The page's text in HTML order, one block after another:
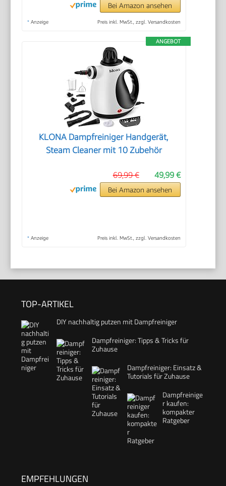
Bei Amazon ansehen
* Anzeige Preis inkl. MwSt., zzgl. Versandkosten
ANGEBOT
KLONA Dampfreiniger Handgerät,
Steam Cleaner mit 10 Zubehör
49,99 €
69,99 €
Bei Amazon ansehen
* Anzeige Preis inkl. MwSt., zzgl. Versandkosten
TOP-ARTIKEL
DIY nachhaltig putzen mit Dampfreiniger
Dampfreiniger: Tipps & Tricks für
Zuhause
Dampfreiniger: Einsatz &
Tutorials für Zuhause
Dampfreinige
r kaufen:
kompakter
Ratgeber
EMPFEHLUNGEN